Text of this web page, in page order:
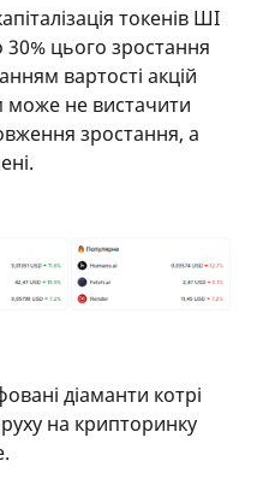
токенів ШІ
цього зростання
вартості акцій
може не вистачити
зростання, а
діаманти котрі
на крипторинку